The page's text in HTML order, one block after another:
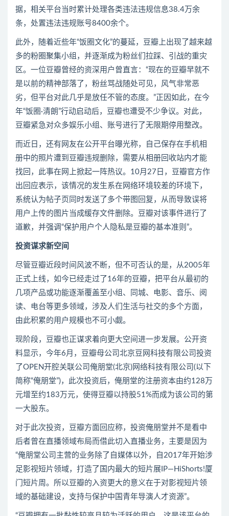
据，相关平台当时累计处理各类违法违规信息38.4万余
条，处置违法违规账号8400余个。
此外，随着近些年“饭圈文化”的蔓延，豆瓣上出现了越来越
多的粉圈聚集小组，并逐渐成为粉丝们拉踩、引战的重灾
区。一位豆瓣曾经的资深用户曾直言：“现在的豆瓣早就不
是以前的精神部落了，粉丝骂战随处可见，风气非常恶
劣，但平台对此几乎是放任不管的态度。”正因如此，在今
年“饭圈·清朗”行动启动后，豆瓣也遭受不少争议。对此，
豆瓣紧急对众多娱乐小组、账号进行了无限期停用整改。
而近日，还有网友在公开平台曝光称，自己保存在手机相
册中的照片遭到豆瓣违规删除，需要从相册回收站内才能
找回，此事在网上掀起一阵热议。10月27日，豆瓣官方作
出回应表示，该情况的发生系在网络环境较差的环境下，
系统认为帖子页同时发送了多个带图回复，从而导致误将
用户上传的图片当成缓存文件删除。豆瓣对该事件进行了
道歉，并强调“保护用户个人隐私是豆瓣的基本准则”。
投资谋求新空间
尽管豆瓣近段时间风波不断，但不可否认的是，从2005年
正式上线，如今已经走过了16年的豆瓣，把平台从最初的
几项产品或功能逐渐覆盖至小组、同城、电影、音乐、阅
读、电台等更多领域，涉及人们生活与社交的多个方面，
由此积累的用户规模也不可小觑。
现阶段，豆瓣也正谋求着向更大空间进一步发展。公开资
料显示，今年6月，豆瓣母公司北京豆网科技有限公司投资
了OPEN开腔关联公司俺朋堂(北京)网络科技有限公司(以下
简称“俺朋堂”)，此次投资后，俺朋堂的注册资本由约128万
元增至约183万元，使得豆瓣以持股51%而成为该公司的第
一大股东。
对于此次投资，豆瓣方面回应称，投资俺朋堂并不是看中
后者曾在直播领域布局而借此切入直播业务，主要是因为
“俺朋堂公司主营的业务除了自媒体以外，自2017年开始涉
足影视短片领域，打造了国内最大的短片展IP—HiShorts!厦
门短片周。所以豆瓣的入资更大的意义在于对影视短片领
域的基础建设，支持与保护中国青年导演人才资源”。